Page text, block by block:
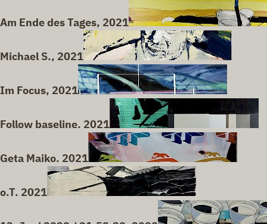
Am Ende des Tages, 2021
Michael S., 2021
Im Focus, 2021
Follow baseline. 2021
Geta Maiko. 2021
o.T. 2021